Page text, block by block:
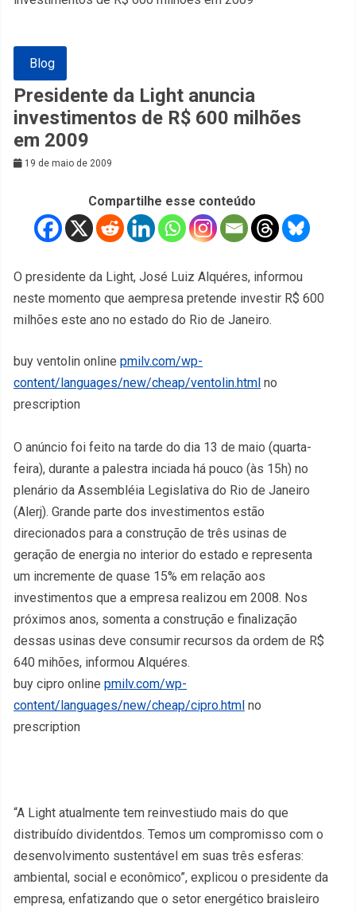
Blog
Presidente da Light anuncia
investimentos de R$ 600 milhões
em 2009
19 de maio de 2009
Compartilhe esse conteúdo
O presidente da Light, José Luiz Alquéres, informou
neste momento que aempresa pretende investir R$ 600
milhões este ano no estado do Rio de Janeiro.
buy ventolin online pmilv.com/wp-
content/languages/new/cheap/ventolin.html no
prescription
O anúncio foi feito na tarde do dia 13 de maio (quarta-
feira), durante a palestra inciada há pouco (às 15h) no
plenário da Assembléia Legislativa do Rio de Janeiro
(Alerj). Grande parte dos investimentos estão
direcionados para a construção de três usinas de
geração de energia no interior do estado e representa
um incremente de quase 15% em relação aos
investimentos que a empresa realizou em 2008. Nos
próximos anos, somenta a construção e finalização
dessas usinas deve consumir recursos da ordem de R$
640 mihões, informou Alquéres.
buy cipro online pmilv.com/wp-
content/languages/new/cheap/cipro.html no
prescription
“A Light atualmente tem reinvestiudo mais do que
distribuído dividentdos. Temos um compromisso com o
desenvolvimento sustentável em suas três esferas:
ambiental, social e econômico”, explicou o presidente da
empresa, enfatizando que o setor energético braisleiro